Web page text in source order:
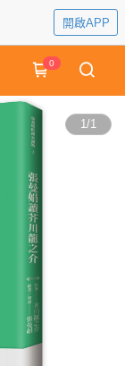
開啟APP
0
1/1